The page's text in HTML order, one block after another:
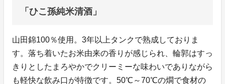
「ひこ孫純米清酒」
山田錦100％使用。3年以上タンクで熟成しておりま
す。落ち着いたお米由来の香りが感じられ、輪郭はすっ
きりとしたまろやかでクリーミーな味わいでありながら
も軽快な飲み口が特徴です。50℃～70℃の燗で食材の